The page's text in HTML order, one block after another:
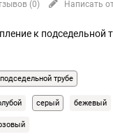
(0) Написать
к подседельной
трубе
серый бежевый